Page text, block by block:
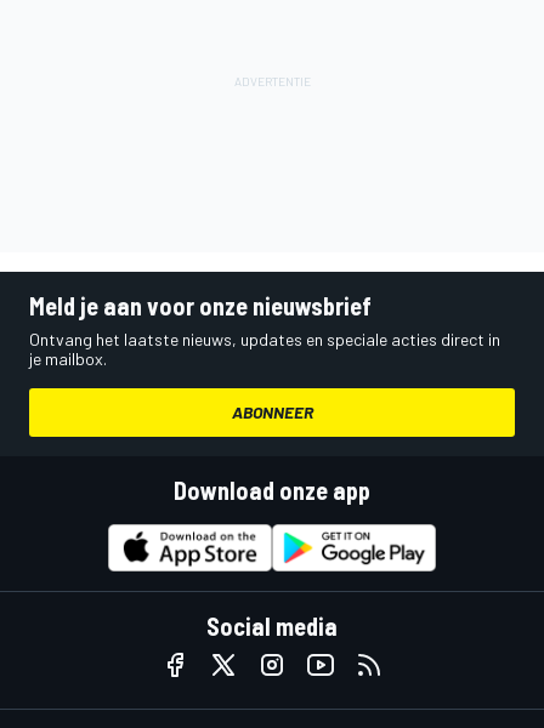
Meld je aan voor onze nieuwsbrief
Ontvang het laatste nieuws, updates en speciale acties direct in
je mailbox.
ABONNEER
Download onze app
Social media